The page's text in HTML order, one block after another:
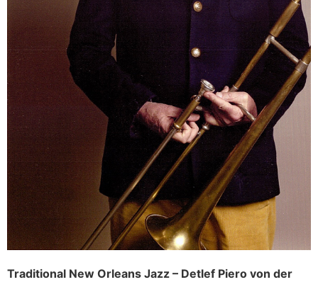
Traditional New Orleans Jazz – Detlef Piero von der